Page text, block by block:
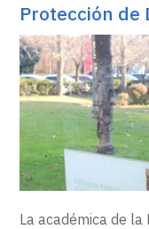
REVISTAS
INVESTIGACIÓN
EXTENSIÓN
CONTACTO
Protección de
La académica de la